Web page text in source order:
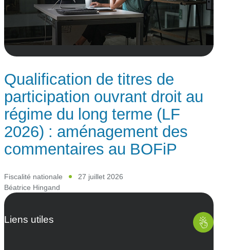
Qualification de titres de
participation ouvrant droit au
régime du long terme (LF
2026) : aménagement des
commentaires au BOFiP
Fiscalité nationale
27 juillet 2026
Béatrice Hingand
Liens utiles